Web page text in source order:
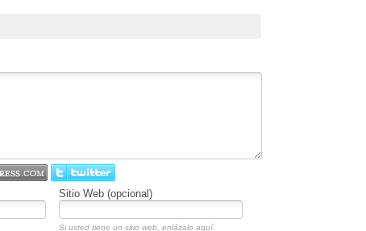
Sitio Web (opcional)
Si usted tiene un sitio web, enlázalo aquí.